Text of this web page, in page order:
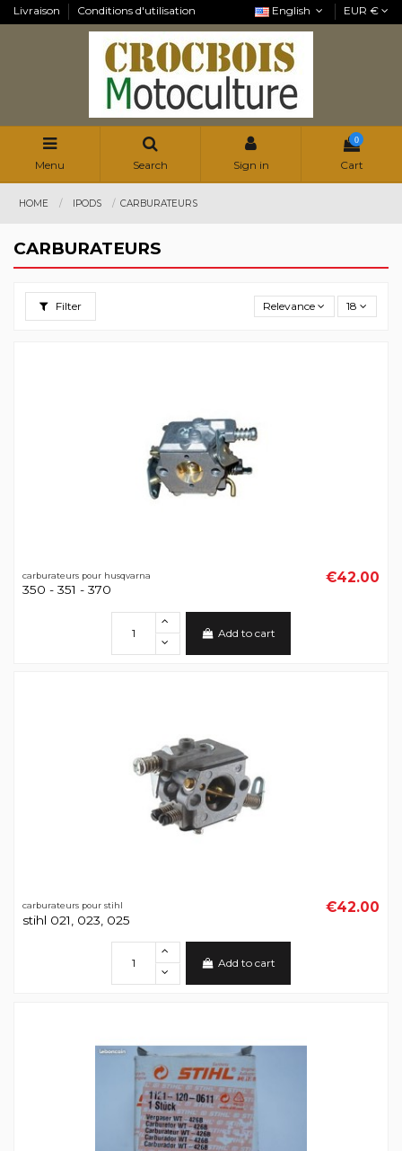
Livraison Conditions d'utilisation English EUR €
Menu Search Sign in
0
Cart
HOME IPODS CARBURATEURS
CARBURATEURS
Filter Relevance 18
carburateurs pour husqvarna
350 - 351 - 370
€42.00
Add to cart
carburateurs pour stihl
stihl 021, 023, 025
€42.00
Add to cart